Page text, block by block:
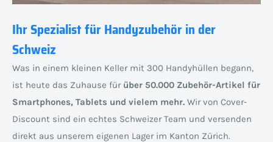
Ihr Spezialist für Handyzubehör in der
Schweiz
Was in einem kleinen Keller mit 300 Handyhüllen begann,
ist heute das Zuhause für über 50.000 Zubehör-Artikel für
Smartphones, Tablets und vielem mehr. Wir von Cover-
Discount sind ein echtes Schweizer Team und versenden
direkt aus unserem eigenen Lager im Kanton Zürich.